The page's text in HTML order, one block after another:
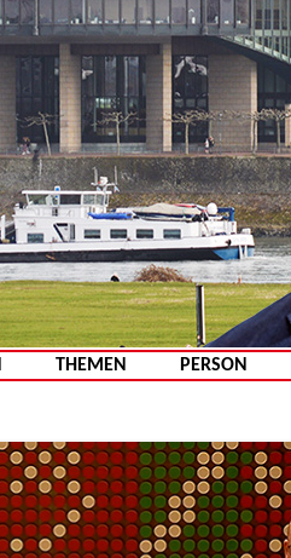
Zum Inhalt springen
THEMEN PERSON